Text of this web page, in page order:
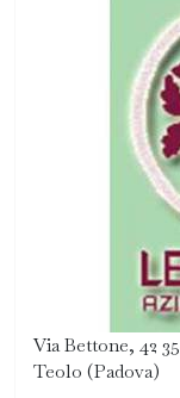
Via Bettone, 42
Teolo (Padova)